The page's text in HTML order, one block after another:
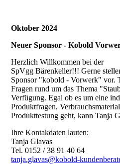
Oktober 2024
Neuer Sponsor - Kobold
Herzlich Willkommen bei der
SpVgg Bärenkeller!!! Gerne
Sponsor "kobold - Vorwerk" vor.
Fragen rund um das Thema
Verfügung. Egal ob es um eine
Produktfragen,
Produkttestung geht, kann Tanja
Ihre Kontakdaten lauten:
Tanja Glavas
Tel. 0152 / 38 91 40 64
tanja.glavas@kobold-